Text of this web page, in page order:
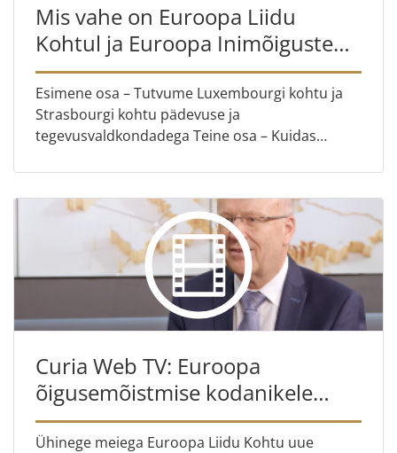
Mis vahe on Euroopa Liidu
Kohtul ja Euroopa Inimõiguste
Kohtul ?
Esimene osa – Tutvume Luxembourgi kohtu ja
Strasbourgi kohtu pädevuse ja
tegevusvaldkondadega Teine osa – Kuidas
koos Arnaud Bohleriga
Curia Web TV: Euroopa
õigusemõistmise kodanikele
lähemale toomine
Ühinege meiega Euroopa Liidu Kohtu uue